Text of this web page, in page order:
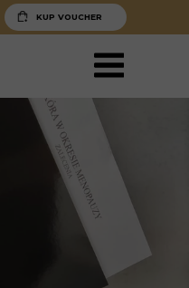
KUP VOUCHER